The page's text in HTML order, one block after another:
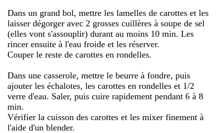
Dans un grand bol, mettre les lamelles de carottes et les
laisser dégorger avec 2 grosses cuillères à soupe de sel
(elles vont s'assouplir) durant au moins 10 min. Les
rincer ensuite à l'eau froide et les réserver.
Couper le reste de carottes en rondelles.
Dans une casserole, mettre le beurre à fondre, puis
ajouter les échalotes, les carottes en rondelles et 1/2
verre d'eau. Saler, puis cuire rapidement pendant 6 à 8
min.
Vérifier la cuisson des carottes et les mixer finement à
l'aide d'un blender.